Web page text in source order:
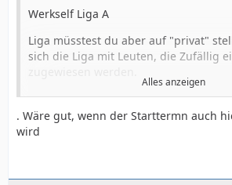
Werkself Liga A
Liga müsstest du aber auf "privat"
sich die Liga mit Leuten, die Zufällig
Edit: nachfolgend ein Link zu einer
bezüglich des Ligastarts (Liga A). Bitte
Alles anzeigen
. Wäre gut, wenn der Starttermn auch
wird